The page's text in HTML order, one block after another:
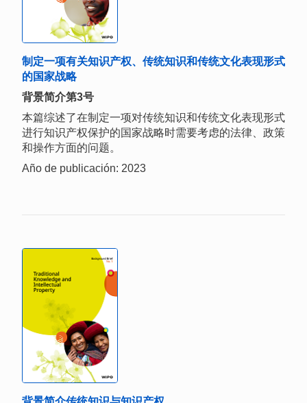
制定一项有关知识产权、传统知识和传统文化表现形式
的国家战略
背景简介第3号
本篇综述了在制定一项对传统知识和传统文化表现形式
进行知识产权保护的国家战略时需要考虑的法律、政策
和操作方面的问题。
Año de publicación: 2023